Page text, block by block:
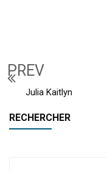
PREV
Julia Kaitlyn
RECHERCHER